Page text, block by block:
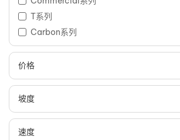
T系列
Carbon系列
价格
坡度
速度